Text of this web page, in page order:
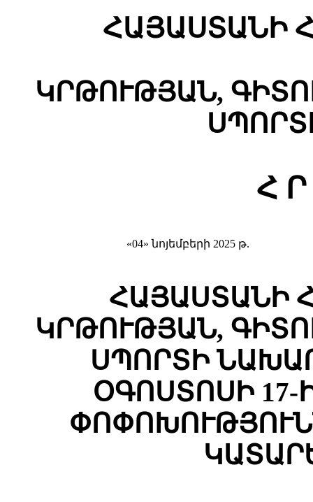
ՀԱՅԱՍՏԱՆԻ
ԿՐԹՈՒԹՅԱՆ,
Հ
«04» նոյեմբերի 2025 թ.
ՀԱՅԱՍՏԱՆԻ
ԿՐԹՈՒԹՅԱՆ,
ՍՊՈՐՏԻ
ՕԳՈՍՏՈՍԻ 17-